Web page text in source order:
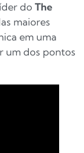
do The
maiores
em uma
um dos pontos